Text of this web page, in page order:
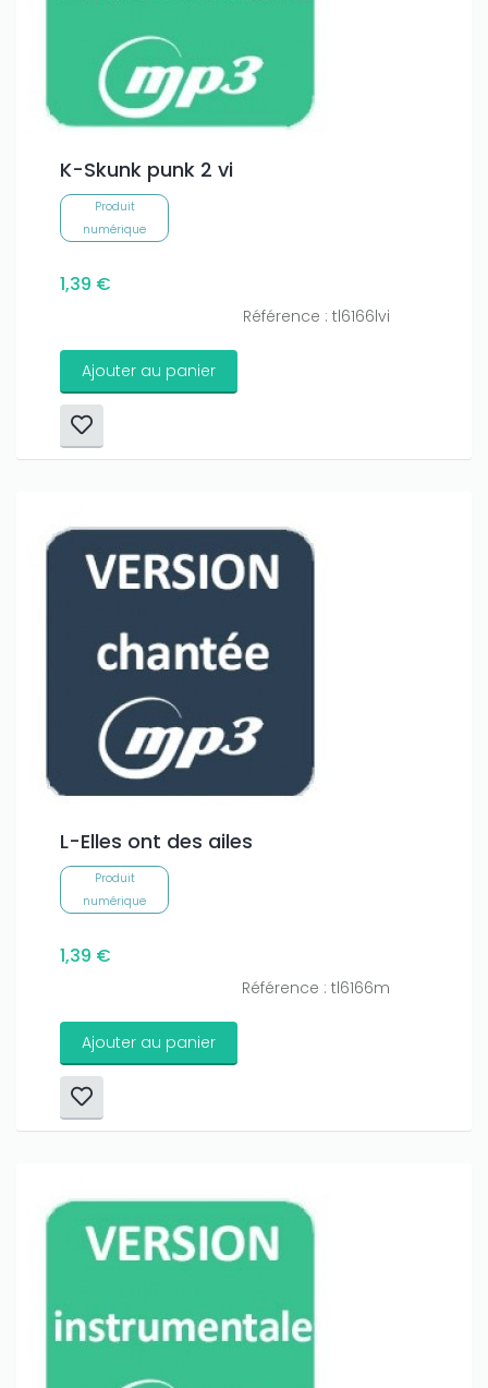
K-Skunk punk 2 vi
Produit
numérique
1,39 €
Référence : tl6166lvi
Ajouter au panier
L-Elles ont des ailes
Produit
numérique
1,39 €
Référence : tl6166m
Ajouter au panier